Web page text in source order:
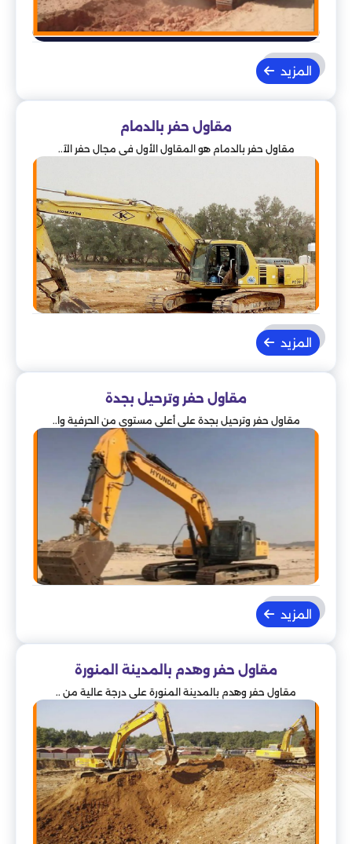
المزيد
مقاول حفر بالدمام
مقاول حفر بالدمام هو المقاول الأول في مجال حفر الآ..
المزيد
مقاول حفر وترحيل بجدة
مقاول حفر وترحيل بجدة على أعلى مستوى من الحرفية وا..
المزيد
مقاول حفر وهدم بالمدينة المنورة
مقاول حفر وهدم بالمدينة المنورة على درجة عالية من ..